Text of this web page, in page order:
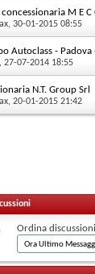
M E C
, 30-01-2015 08:55
Autoclass -
, 27-07-2014 18:55
N.T. Group Srl
, 20-01-2015 21:42
Ordina